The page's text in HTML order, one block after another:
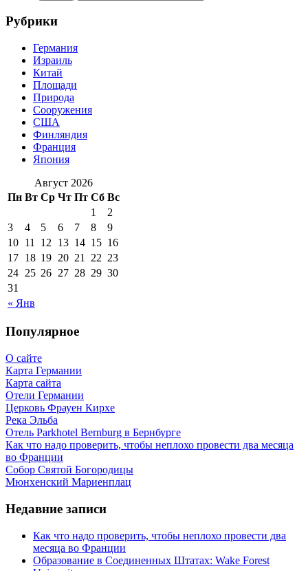
Рубрики
Германия
Израиль
Китай
Площади
Природа
Сооружения
США
Финляндия
Франция
Япония
Август 2026
Пн Вт Ср Чт Пт Сб Вс
« Янв
1
2
3
4 5 6 7 8
9
10 11 12 13 14 15 16
17 18 19 20 21 22 23
24 25 26 27 28 29 30
31
Популярное
О сайте
Карта Германии
Карта сайта
Отели Германии
Церковь Фрауен Кирхе
Река Эльба
Отель Parkhotel Bernburg в Бернбурге
Как что надо проверить, чтобы неплохо провести два месяца
во Франции
Собор Святой Богородицы
Мюнхенский Мариенплац
Недавние записи
Как что надо проверить, чтобы неплохо провести два
месяца во Франции
Образование в Соединенных Штатах: Wake Forest